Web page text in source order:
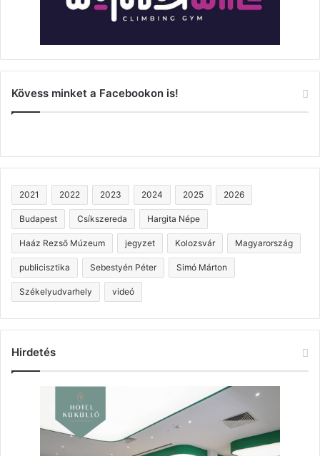
Kövess minket a Facebookon is!
2021 2022 2023 2024 2025 2026
Budapest Csíkszereda Hargita Népe
Haáz Rezső Múzeum jegyzet Kolozsvár Magyarország
publicisztika Sebestyén Péter Simó Márton
Székelyudvarhely videó
Hirdetés